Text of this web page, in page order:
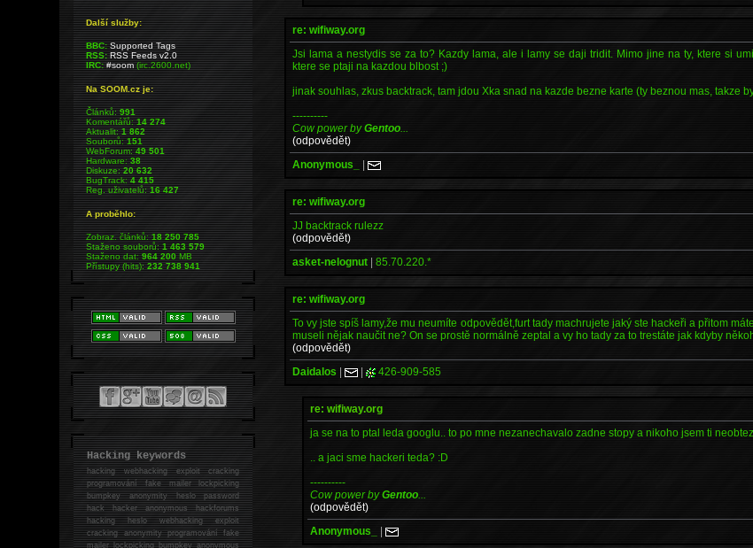
re: wifiway.org
Jsi lama a nestydis se za to? Kazdy lama, ale i lamy se daji tridit. Mimo jine na ty, ktere si
ktere se ptaji na kazdou blbost ;)
jinak souhlas, zkus backtrack, tam jdou Xka snad na kazde bezne karte (ty beznou mas, takze
----------
Cow power byGentoo
(odpovědět)
Anonymous_
|
re: wifiway.org
JJ backtrack rulezz
(odpovědět)
asket-nelognut |85.70.220.*
re: wifiway.org
To vy jste spíš lamy,že mu neumíte odpovědět,furt tady machrujete jaký ste hackeři a přitom
museli nějak naučit ne? On se prostě normálně zeptal a vy ho tady za to trestáte jak kdyby
(odpovědět)
Daidalos | | 426-909-585
re: wifiway.org
ja se na to ptal leda googlu.. to po mne nezanechavalo zadne stopy a nikoho jsem ti
.. a jaci sme hackeri teda? :D
----------
Cow power byGentoo
(odpovědět)
Anonymous_
|
Další služby:
BBC: Supported Tags
RSS: RSS Feeds v2.0
IRC: #soom(irc.2600.net)
Na SOOM.cz je:
Článků:991
Komentářů:14 274
Aktualit:1 862
Souborů:151
WebForum:49 501
Hardware:38
Diskuze:20 632
BugTrack:4 415
Reg. uživatelů:16 427
A proběhlo:
Zobraz. článků:18 250 785
Staženo souborů:1 463 579
Staženo dat:964 200MB
Přístupy (hits):232 738 941
Hacking keywords
hackingwebhacking exploit cracking
programování fake mailer lockpicking
bumpkey anonymity heslo password
hackhacker anonymous hackforums
hackingheslo webhacking exploit
cracking anonymity programování fake
mailer lockpicking bumpkey anonymous